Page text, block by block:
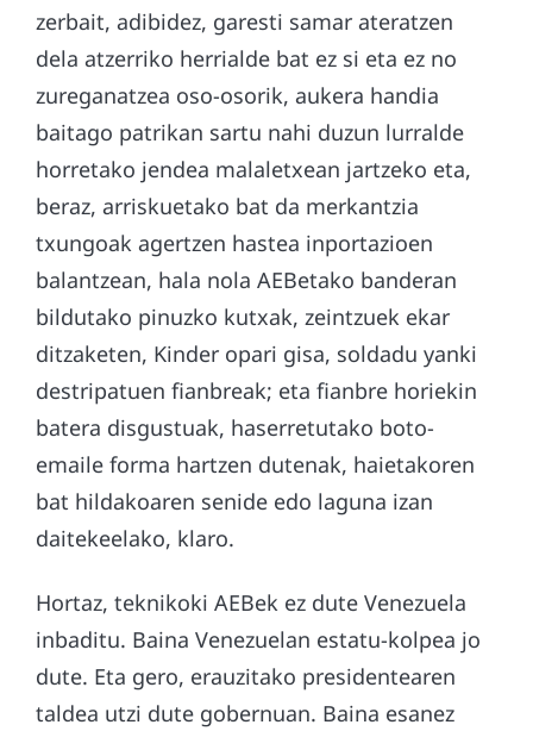
zerbait, adibidez, garesti samar ateratzen
dela atzerriko herrialde bat ez si eta ez no
zureganatzea oso-osorik, aukera handia
baitago patrikan sartu nahi duzun lurralde
horretako jendea malaletxean jartzeko eta,
beraz, arriskuetako bat da merkantzia
txungoak agertzen hastea inportazioen
balantzean, hala nola AEBetako banderan
bildutako pinuzko kutxak, zeintzuek ekar
ditzaketen, Kinder opari gisa, soldadu yanki
destripatuen fianbreak; eta fianbre horiekin
batera disgustuak, haserretutako boto-
emaile forma hartzen dutenak, haietakoren
bat hildakoaren senide edo laguna izan
daitekeelako, klaro.
Hortaz, teknikoki AEBek ez dute Venezuela
inbaditu. Baina Venezuelan estatu-kolpea jo
dute. Eta gero, erauzitako presidentearen
taldea utzi dute gobernuan. Baina esanez